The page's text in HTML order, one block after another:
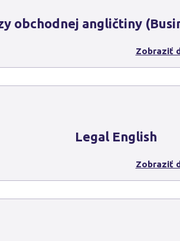
obchodnej angličtiny
Zobraziť
Legal English
Zobraziť